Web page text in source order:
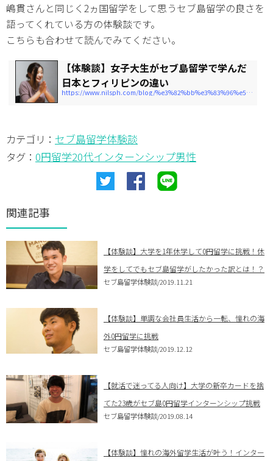
嶋貫さんと同じく2ヵ国留学をして思うセブ島留学の良さを
語ってくれている方の体験談です。
こちらも合わせて読んでみてください。
【体験談】女子大生がセブ島留学で学んだ
日本とフィリピンの違い
https://www.nilsph.com/blog/%e3%82%bb%e3%83%96%e5%b3%b6%e7%95%99%e5%ad%a6%e4%bd%93%e9%a8%93%e8%ab%87/2019/09/%e5%a4%a2%e3%81%af%e8%aa%9e%e5%ad%a6%e5%ad%a6%e6%a0%a1%e3%81%ae%e7%b5%8c%e5%96%b6%e8%80%85%ef%bc%8118%e6%ad%b3%e3%81%ae%e5%a4%a7%e5%ad%a6%e7%94%9f%e3%81%8c%e3%82%bb%e3%83%96%e5%b3%b6%e7%9f%ad%e6%9c%9f/
カテゴリ： セブ島留学体験談
タグ： 0円留学20代インターンシップ男性
関連記事
【体験談】大学を1年休学して0円留学に挑戦！休
学をしてでもセブ島留学がしたかった訳とは！？
セブ島留学体験談/2019.11.21
【体験談】単調な会社員生活から一転、憧れの海
外0円留学に挑戦
セブ島留学体験談/2019.12.12
【就活で迷ってる人向け】大学の新卒カードを捨
てた23歳がセブ島0円留学インターンシップ挑戦
セブ島留学体験談/2019.08.14
【体験談】憧れの海外留学生活が叶う！インター